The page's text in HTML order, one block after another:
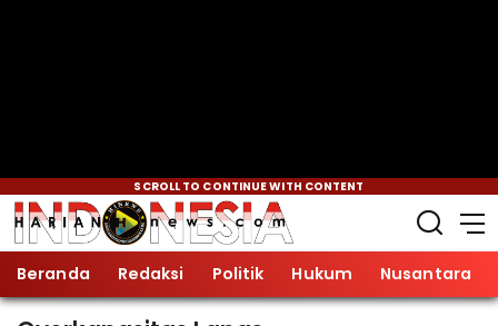
SCROLL TO CONTINUE WITH CONTENT
Beranda Redaksi Politik Hukum Nusantara